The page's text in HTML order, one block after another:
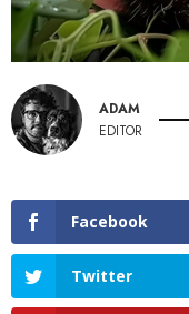
ADAM
EDITOR
Facebook
Twitter